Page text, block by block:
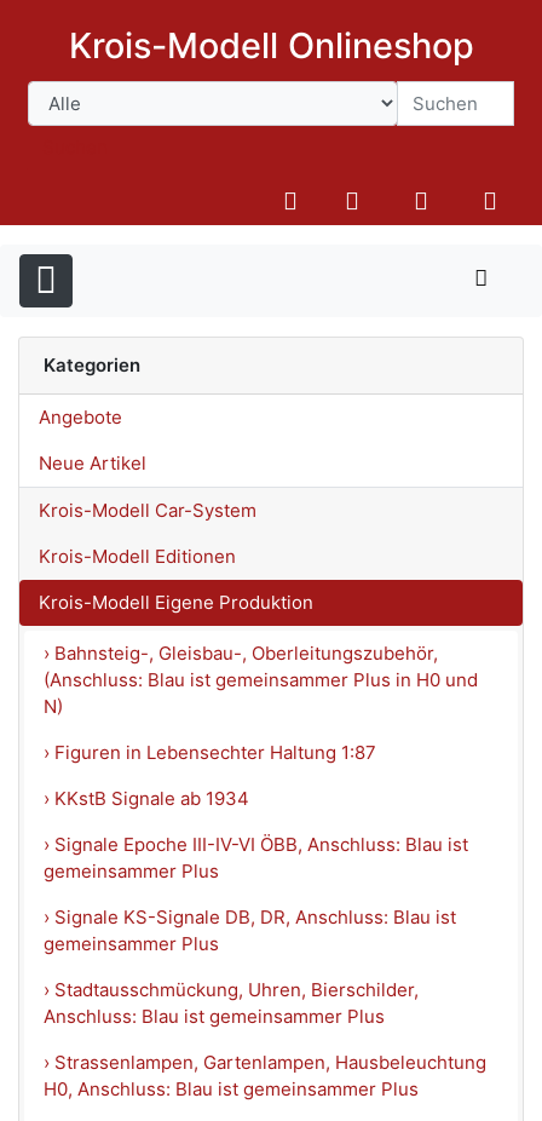
Krois-Modell Onlineshop
Kategorien
Angebote
Neue Artikel
Krois-Modell Car-System
Krois-Modell Editionen
Krois-Modell Eigene Produktion
› Bahnsteig-, Gleisbau-, Oberleitungszubehör,
(Anschluss: Blau ist gemeinsammer Plus in H0 und
N)
› Figuren in Lebensechter Haltung 1:87
› KKstB Signale ab 1934
› Signale Epoche III-IV-VI ÖBB, Anschluss: Blau ist
gemeinsammer Plus
› Signale KS-Signale DB, DR, Anschluss: Blau ist
gemeinsammer Plus
› Stadtausschmückung, Uhren, Bierschilder,
Anschluss: Blau ist gemeinsammer Plus
› Strassenlampen, Gartenlampen, Hausbeleuchtung
H0, Anschluss: Blau ist gemeinsammer Plus